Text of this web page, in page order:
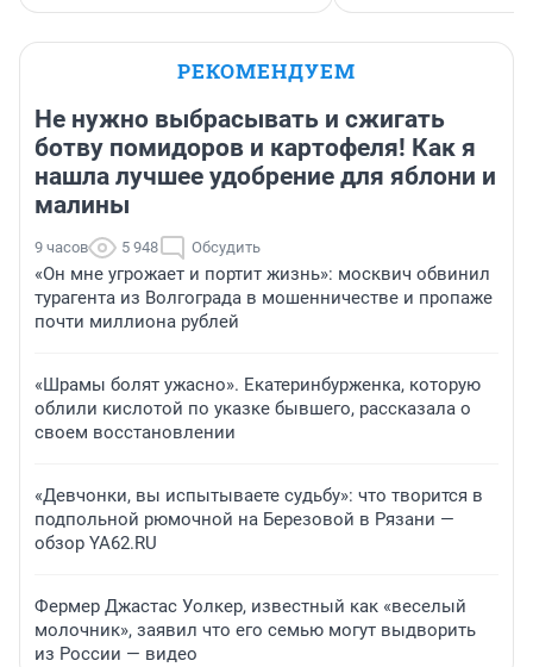
РЕКОМЕНДУЕМ
Не нужно выбрасывать и сжигать
ботву помидоров и картофеля! Как я
нашла лучшее удобрение для яблони и
малины
9 часов 5 948 Обсудить
«Он мне угрожает и портит жизнь»: москвич обвинил
турагента из Волгограда в мошенничестве и пропаже
почти миллиона рублей
«Шрамы болят ужасно». Екатеринбурженка, которую
облили кислотой по указке бывшего, рассказала о
своем восстановлении
«Девчонки, вы испытываете судьбу»: что творится в
подпольной рюмочной на Березовой в Рязани —
обзор YA62.RU
Фермер Джастас Уолкер, известный как «веселый
молочник», заявил что его семью могут выдворить
из России — видео